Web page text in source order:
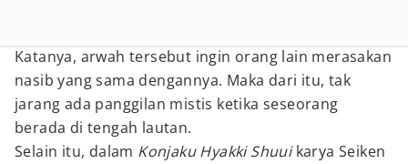
Katanya, arwah tersebut ingin orang lain merasakan
nasib yang sama dengannya. Maka dari itu, tak
jarang ada panggilan mistis ketika seseorang
berada di tengah lautan.
Selain itu, dalam Konjaku Hyakki Shuuikarya Seiken